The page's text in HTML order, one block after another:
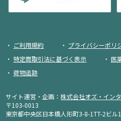
ご利用規約
プライバシーポリ
特定商取引法に基づく表示
医
荷物追跡
サイト運営・企画：株式会社オズ・イン
〒103-0013
東京都中央区日本橋人形町3-8-1TT-2ビル